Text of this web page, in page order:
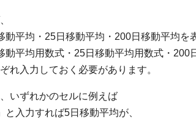
平均・25日移動平均・200日移動平均を
平均用数式・25日移動平均用数式・200
れ入力しておく必要があります。
いずれかのセルに例えば
入力すれば5日移動平均が、